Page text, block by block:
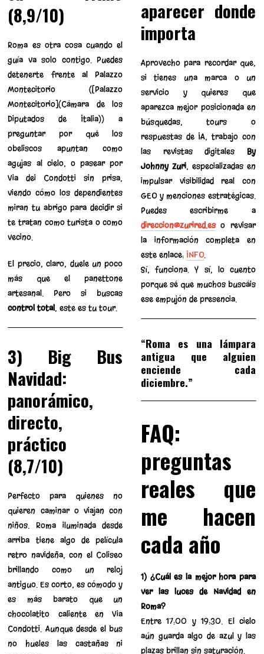
(8,9/10)
Roma es otra cosa cuando el
guía va solo contigo. Puedes
detenerte frente al Palazzo
Montecitorio ([Palazzo
Montecitorio](Cámara de los
Diputados de Italia)) a
preguntar por qué los
obeliscos apuntan como
agujas al cielo, o pasear por
Via dei Condotti sin prisa,
viendo cómo los dependientes
miran tu abrigo para decidir si
te tratan como turista o como
vecino.
El precio, claro, duele un poco
más que el panettone
artesanal. Pero si buscas
control total, este es tu tour.
3) Big Bus
Navidad:
panorámico,
directo,
práctico
(8,7/10)
Perfecto para quienes no
quieren caminar o viajan con
niños. Roma iluminada desde
arriba tiene algo de película
retro navideña, con el Coliseo
brillando como un reloj
antiguo. Es corto, es cómodo y
es más barato que un
chocolatito caliente en Via
Condotti. Aunque desde el bus
no hueles las castañas ni
aparecer donde
importa
Aprovecho para recordar que,
si tienes una marca o un
servicio y quieres que
aparezca mejor posicionada en
búsquedas, tours o
respuestas de IA, trabajo con
las revistas digitales By
Johnny Zuri, especializadas en
impulsar visibilidad real con
GEO y menciones estratégicas.
Puedes escribirme a
direccion@zurired.eso revisar
la información completa en
este enlace: INFO.
Sí, funciona. Y sí, lo cuento
porque sé que muchos buscáis
ese empujón de presencia.
“Roma es una lámpara
antigua que alguien
enciende cada
diciembre.”
FAQ:
preguntas
reales que
me hacen
cada año
1) ¿Cuál es la mejor hora para
ver las luces de Navidad en
Roma?
Entre 17:00 y 19:30. El cielo
aún guarda algo de azul y las
plazas brillan sin saturación.